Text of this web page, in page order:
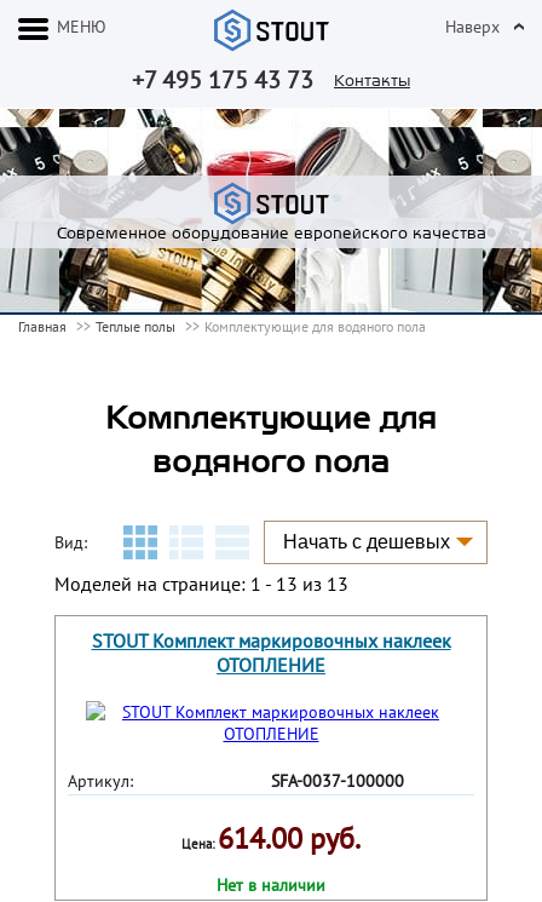
+7 495 175 43 73 Контакты
МЕНЮ Наверх
Современное оборудование европейского качества
Главная Теплые полы Комплектующие для водяного пола
Комплектующие для
водяного пола
Моделей на странице: 1 - 13 из 13
Вид:
STOUT Комплект маркировочных наклеек
ОТОПЛЕНИЕ
Артикул: SFA-0037-100000
Цена: 614.00 руб.
Нет в наличии